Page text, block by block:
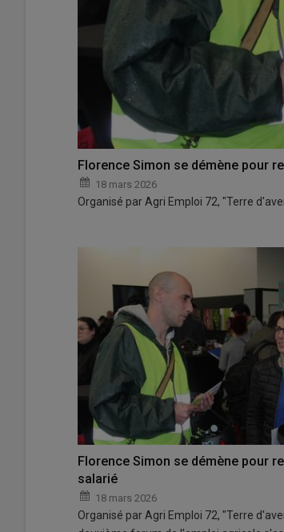
Florence Simon se démène pour
18 mars 2026
Organisé par Agri Emploi 72, "Terre
Florence Simon se démène pour
salarié
18 mars 2026
Organisé par Agri Emploi 72, "Terre